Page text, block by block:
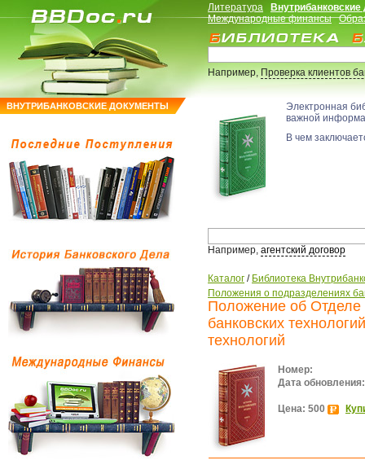
ВНУТРИБАНКОВСКИЕ ДОКУМЕНТЫ
Литература
Международные финансы
Например,Проверка клиентов
Электронная
важной
В чем
Например, агентский договор
Каталог / Библиотека
Положения о подразделениях
Положение об Отделе
банковских
технологий
Номер:
Дата обновления:
Цена: 500